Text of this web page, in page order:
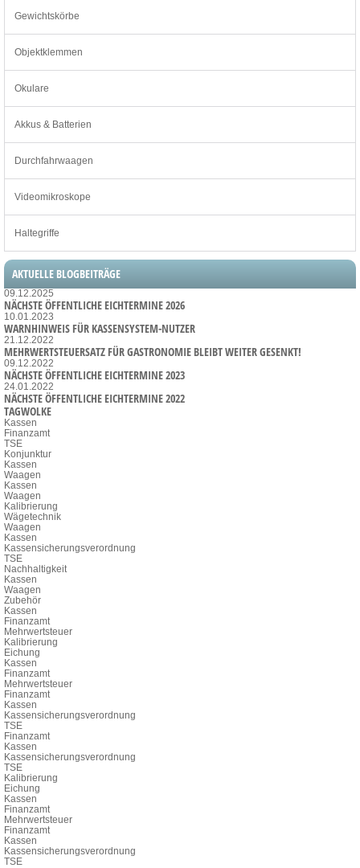
Gewichtskörbe
Objektklemmen
Okulare
Akkus & Batterien
Durchfahrwaagen
Videomikroskope
Haltegriffe
AKTUELLE BLOGBEITRÄGE
09.12.2025
NÄCHSTE ÖFFENTLICHE EICHTERMINE 2026
10.01.2023
WARNHINWEIS FÜR KASSENSYSTEM-NUTZER
21.12.2022
MEHRWERTSTEUERSATZ FÜR GASTRONOMIE BLEIBT WEITER GESENKT!
09.12.2022
NÄCHSTE ÖFFENTLICHE EICHTERMINE 2023
24.01.2022
NÄCHSTE ÖFFENTLICHE EICHTERMINE 2022
TAGWOLKE
Kassen
Finanzamt
TSE
Konjunktur
Kassen
Waagen
Kassen
Waagen
Kalibrierung
Wägetechnik
Waagen
Kassen
Kassensicherungsverordnung
TSE
Nachhaltigkeit
Kassen
Waagen
Zubehör
Kassen
Finanzamt
Mehrwertsteuer
Kalibrierung
Eichung
Kassen
Finanzamt
Mehrwertsteuer
Finanzamt
Kassen
Kassensicherungsverordnung
TSE
Finanzamt
Kassen
Kassensicherungsverordnung
TSE
Kalibrierung
Eichung
Kassen
Finanzamt
Mehrwertsteuer
Finanzamt
Kassen
Kassensicherungsverordnung
TSE